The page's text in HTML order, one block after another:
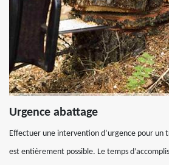
Urgence abattage
Effectuer une intervention d’urgence pour un
est entièrement possible. Le temps